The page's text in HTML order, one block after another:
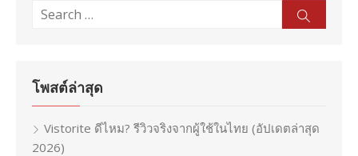
Search
โพสต์ล่าสุด
Vistorite ดีไหม? รีวิวจริงจากผู้ใช้ในไทย (อัปเดตล่าสุด
2026)